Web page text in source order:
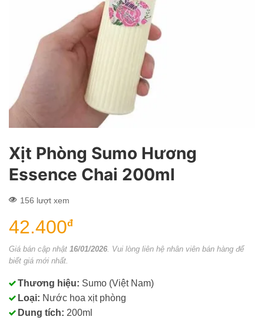
Xịt Phòng Sumo Hương
Essence Chai 200ml
156 lượt xem
42.400đ
Giá bán cập nhật 16/01/2026 . Vui lòng liên hệ nhân viên bán hàng để
biết giá mới nhất.
Thương hiệu: Sumo (Việt Nam)
Loại: Nước hoa xịt phòng
Dung tích: 200ml